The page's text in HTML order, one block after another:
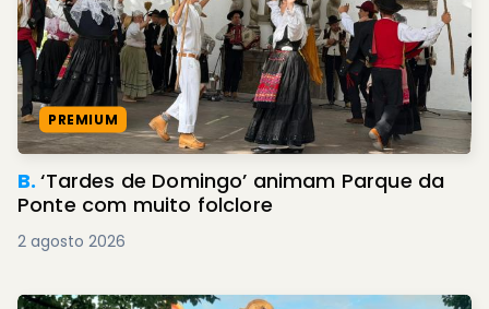
PREMIUM
B.‘Tardes de Domingo’ animam Parque da
Ponte com muito folclore
2 agosto 2026